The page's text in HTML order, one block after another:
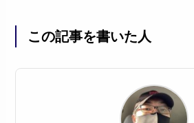
この記事を書いた人